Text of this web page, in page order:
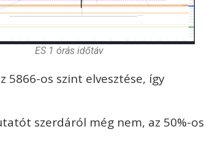
ES 1 órás időtáv
os szint elvesztése, így
szerdáról még nem, az 50%-os